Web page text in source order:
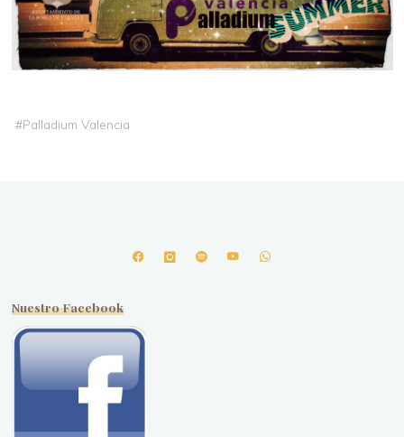
#Palladium Valencia
Nuestro Facebook